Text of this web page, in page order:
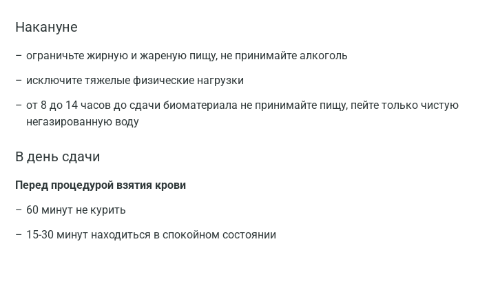
Накануне
ограничьте жирную и жареную пищу, не принимайте алкоголь
исключите тяжелые физические нагрузки
от 8 до 14 часов до сдачи биоматериала не принимайте пищу, пейте только чистую
негазированную воду
В день сдачи
Перед процедурой взятия крови
60 минут не курить
15-30 минут находиться в спокойном состоянии